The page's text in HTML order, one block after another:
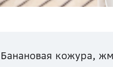
Банановая кожура,